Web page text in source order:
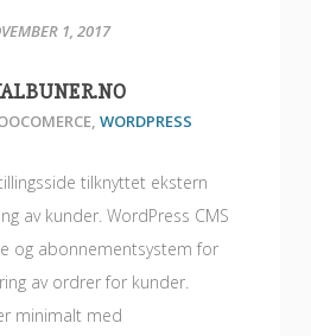
1, 2017
, WORDPRESS
tilknyttet ekstern
av kunder. WordPress CMS
og abonnementsystem for
av ordrer for kunder.
minimalt med